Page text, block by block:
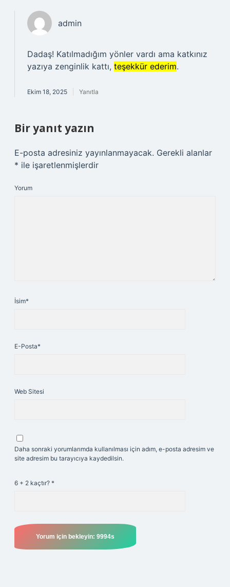
admin
Dadaş! Katılmadığım yönler vardı ama katkınız
yazıya zenginlik kattı, teşekkür ederim.
Ekim 18, 2025 Yanıtla
Bir yanıt yazın
E-posta adresiniz yayınlanmayacak. Gerekli alanlar
* ile işaretlenmişlerdir
Yorum
İsim*
E-Posta*
Web Sitesi
Daha sonraki yorumlarımda kullanılması için adım, e-posta adresim ve
site adresim bu tarayıcıya kaydedilsin.
6 + 2 kaçtır? *